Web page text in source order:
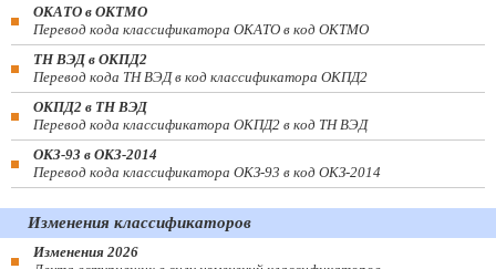
ОКАТО в ОКТМО
Перевод кода классификатора ОКАТО в код ОКТМО
ТН ВЭД в ОКПД2
Перевод кода ТН ВЭД в код классификатора ОКПД2
ОКПД2 в ТН ВЭД
Перевод кода классификатора ОКПД2 в код ТН ВЭД
ОКЗ-93 в ОКЗ-2014
Перевод кода классификатора ОКЗ-93 в код ОКЗ-2014
Изменения классификаторов
Изменения 2026